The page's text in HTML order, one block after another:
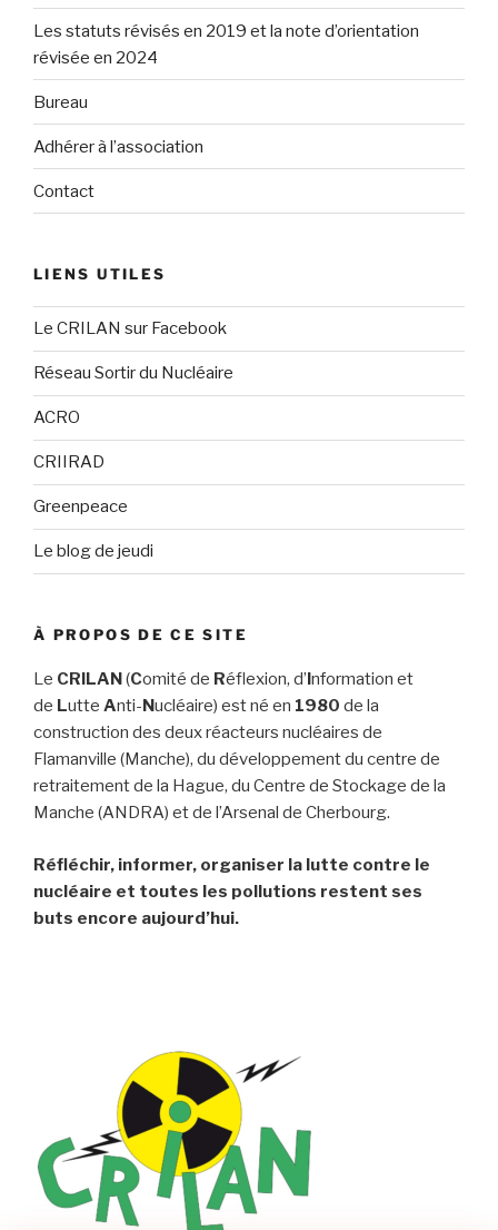
Les statuts révisés en 2019 et la note d’orientation
révisée en 2024
Bureau
Adhérer à l’association
Contact
LIENS UTILES
Le CRILAN sur Facebook
Réseau Sortir du Nucléaire
ACRO
CRIIRAD
Greenpeace
Le blog de jeudi
À PROPOS DE CE SITE
Le CRILAN (Comité de Réflexion, d’ nformation et
de Lutte Anti- Nucléaire) est né en 1980 de la
construction des deux réacteurs nucléaires de
Flamanville (Manche), du développement du centre de
retraitement de la Hague, du Centre de Stockage de la
Manche (ANDRA) et de l’Arsenal de Cherbourg.
Réfléchir, informer, organiser la lutte contre le
nucléaire et toutes les pollutions restent ses
buts encore aujourd’hui.